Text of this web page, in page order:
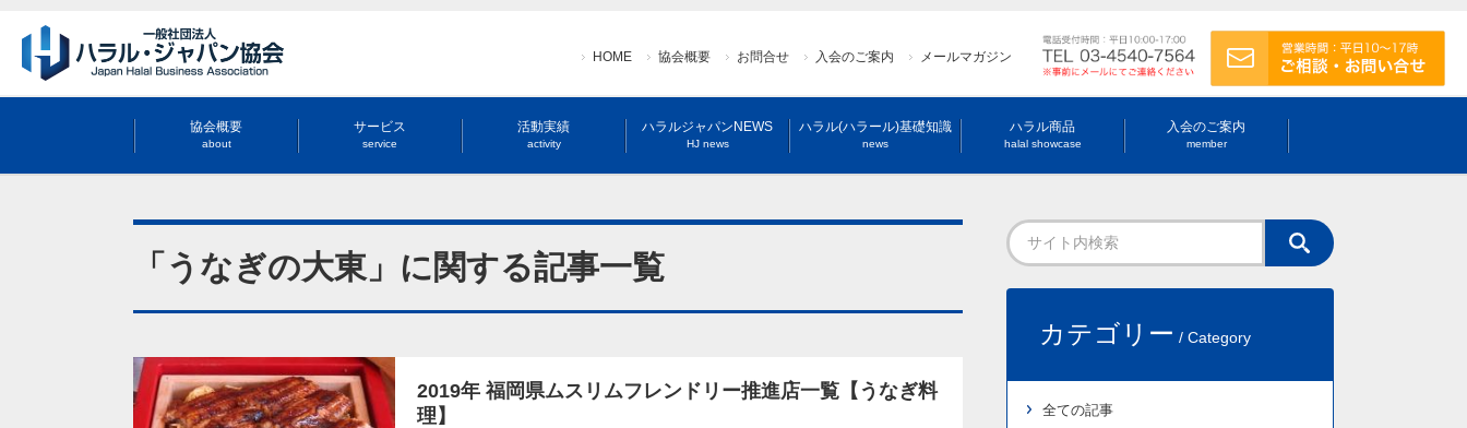
HOME 協会概要 お問合せ 入会のご案内 メールマガジン
協会概要
about
サービス
service
活動実績
activity
ハラルジャパンNEWS
HJ news
ハラル(ハラール)基礎知識
news
ハラル商品
halal showcase
入会のご案内
member
「うなぎの大東」に関する記事一覧
2019年 福岡県ムスリムフレンドリー推進店一覧【うなぎ料
理】
カテゴリー / Category
全ての記事